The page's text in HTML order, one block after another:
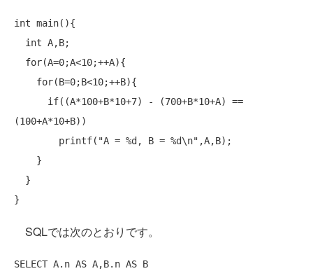
int main(){
int A,B;
for(A=0;A<10;++A){
for(B=0;B<10;++B){
if((A*100+B*10+7) - (700+B*10+A) ==
(100+A*10+B))
        printf(
"A = %d, B = %d\n" ,A,B);
SQLでは次のとおりです。
SELECT A.n AS A,B.n AS